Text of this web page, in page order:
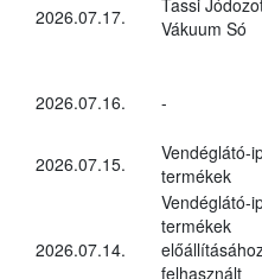
2026.07.17.
Vákuum Só
2026.07.16. -
2026.07.15.
Vendéglátó-
termékek
2026.07.14.
Vendéglátó-
termékek
felhasznált